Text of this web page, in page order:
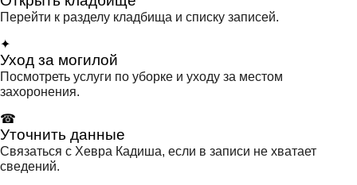
Перейти к разделу кладбища и списку записей.
✦
Уход за могилой
Посмотреть услуги по уборке и уходу за местом
захоронения.
☎
Уточнить данные
Связаться с Хевра Кадиша, если в записи не хватает
сведений.